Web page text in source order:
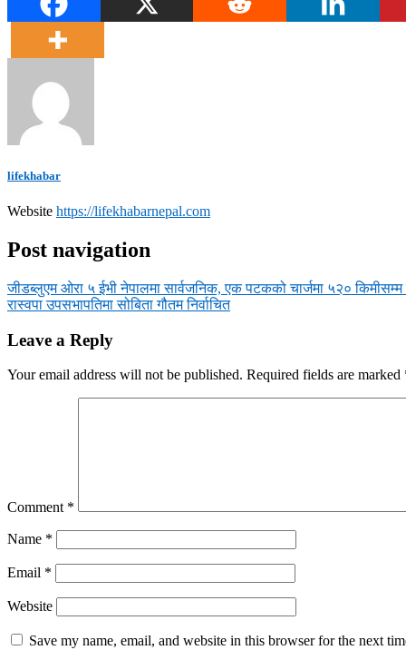
lifekhabar
Website https://lifekhabarnepal.com
Post navigation
जीडब्लुएम ओरा ५ ईभी नेपालमा सार्वजनिक, एक पटकको चार्जमा ५२०
रास्वपा उपसभापतिमा सोबिता गौतम निर्वाचित
Leave a Reply
Your email address will not be published. Required fields are marked
Comment *
Name *
Email *
Website
Save my name, email, and website in this browser for the next